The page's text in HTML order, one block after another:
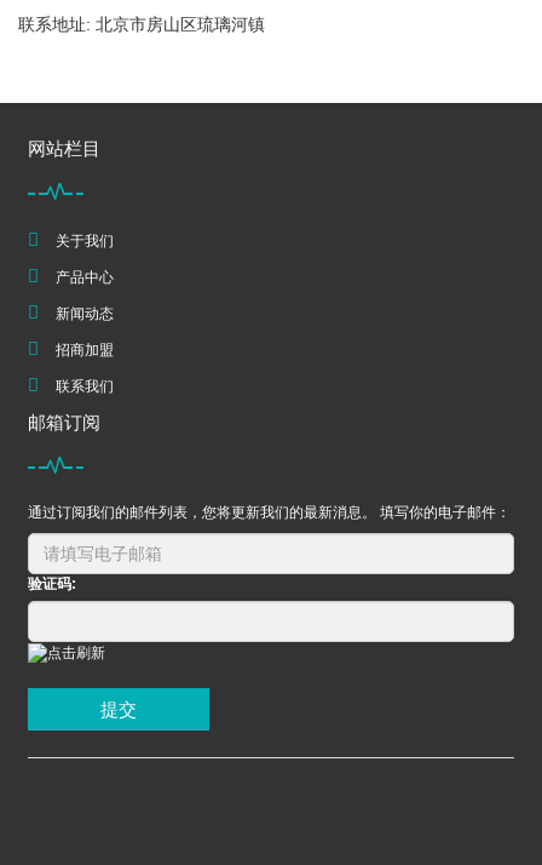
联系地址: 北京市房山区琉璃河镇
网站栏目
关于我们
产品中心
新闻动态
招商加盟
联系我们
邮箱订阅
通过订阅我们的邮件列表，您将更新我们的最新消息。 填写你的电子邮件：
验证码:
提交